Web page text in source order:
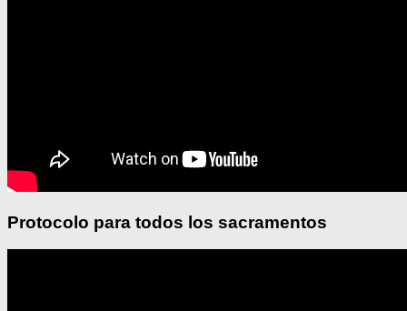
Protocolo para todos los sacramentos